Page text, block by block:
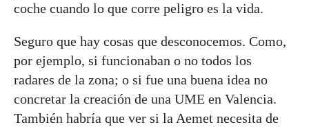
coche cuando lo que corre peligro es la vida.
Seguro que hay cosas que desconocemos. Como,
por ejemplo, si funcionaban o no todos los
radares de la zona; o si fue una buena idea no
concretar la creación de una UME en Valencia.
También habría que ver si la Aemet necesita de